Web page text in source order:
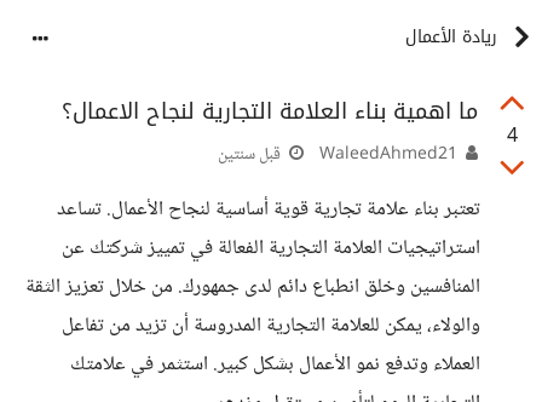
ريادة الأعمال
4
ما اهمية بناء العلامة التجارية لنجاح الاعمال؟
قبل سنتين
تعتبر بناء علامة تجارية قوية أساسية لنجاح الأعمال. تساعد
استراتيجيات العلامة التجارية الفعالة في تمييز شركتك عن
المنافسين وخلق انطباع دائم لدى جمهورك. من خلال تعزيز الثقة
والولاء، يمكن للعلامة التجارية المدروسة أن تزيد من تفاعل
العملاء وتدفع نمو الأعمال بشكل كبير. استثمر في علامتك